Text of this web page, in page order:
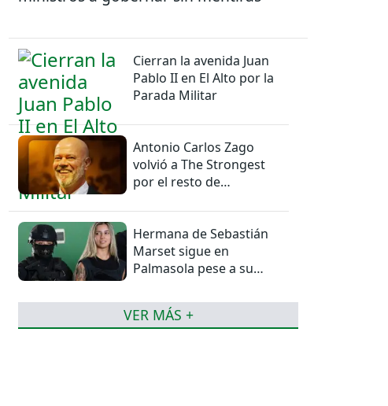
Cierran la avenida Juan
Pablo II en El Alto por la
Parada Militar
Antonio Carlos Zago
volvió a The Strongest
por el resto de
Hermana de Sebastián
Marset sigue en
Palmasola pese a su
VER MÁS +